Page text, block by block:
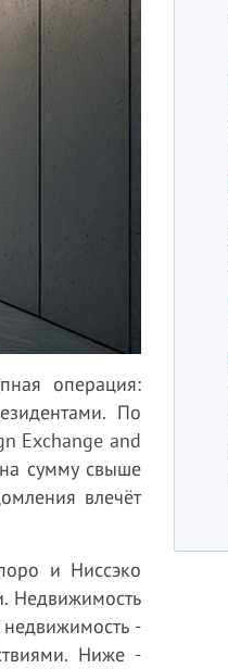
операция:
По
Exchange and
сумму свыше
влечёт
и Ниссэко
Недвижимость
-
Ниже -